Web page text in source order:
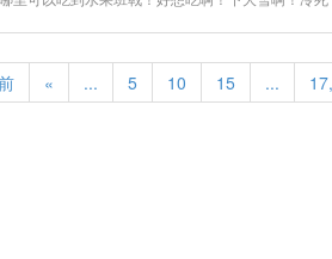
« ... 5 10 15 ...